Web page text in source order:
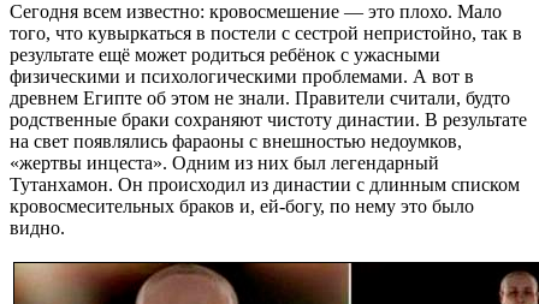
Сегодня всем известно: кровосмешение — это плохо. Мало
того, что кувыркаться в постели с сестрой непристойно, так в
результате ещё может родиться ребёнок с ужасными
физическими и психологическими проблемами. А вот в
древнем Египте об этом не знали. Правители считали, будто
родственные браки сохраняют чистоту династии. В результате
на свет появлялись фараоны с внешностью недоумков,
«жертвы инцеста». Одним из них был легендарный
Тутанхамон. Он происходил из династии с длинным списком
кровосмесительных браков и, ей-богу, по нему это было
видно.